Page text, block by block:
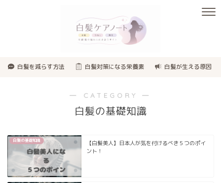
白髪を減らす方法 白髪対策になる栄養素 白髪が生える原因
― CATEGORY ―
白髪の基礎知識
白髪の基礎知識
【白髪美人】日本人が気を付けるべき５つのポイ
ント！